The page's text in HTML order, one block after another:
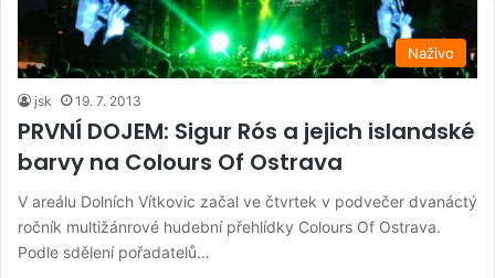
Naživo
jsk 19. 7. 2013
PRVNÍ DOJEM: Sigur Rós a jejich islandské
barvy na Colours Of Ostrava
V areálu Dolních Vítkovic začal ve čtvrtek v podvečer dvanáctý
ročník multižánrové hudební přehlídky Colours Of Ostrava.
Podle sdělení pořadatelů…